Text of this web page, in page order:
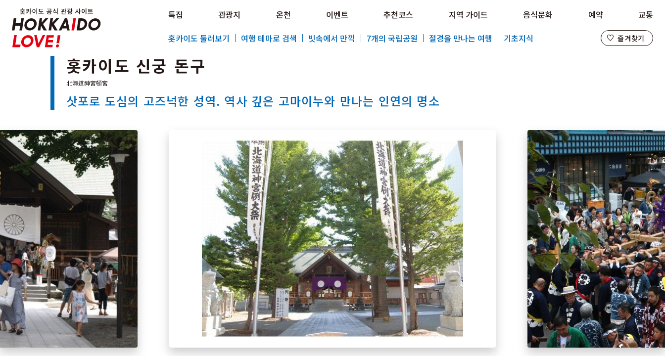
Hokkaido Official Tourism Site HOKKAIDO LOVE!
즐겨찾기
Hokkaido Official Tourism Site HOKKAIDO LOVE!
특집 관광지 온천 이벤트 추천코스 지역 가이드 음식문화 예약
교통
홋카이도 둘러보기
여행 테마로 검색 빗속에서 만끽 7개의 국립공원 절경을 만나는 여행 기초지식 즐겨찾기
특집
관광지
지역 가이드
음식문화
예약
교통
홋카이도 둘러보기
여행 테마로 검색
빗속에서 만끽
7개의 국립공원
절경을 만나는 여행
기초지식
즐겨찾기
홋카이도 신궁 돈구
삿포로 도심의 고즈넉한 성역. 역사 깊은 고마이누와 만나는 인연의 명소